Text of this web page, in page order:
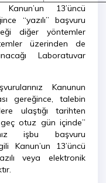
13’üncü
“yazılı” başvuru
diğer yöntemler
üzerinden de
Laboratuvar
Kanunun
gereğince, talebin
ulaştığı tarihten
otuz gün içinde”
işbu başvuru
Kanun’un 13’üncü
veya elektronik